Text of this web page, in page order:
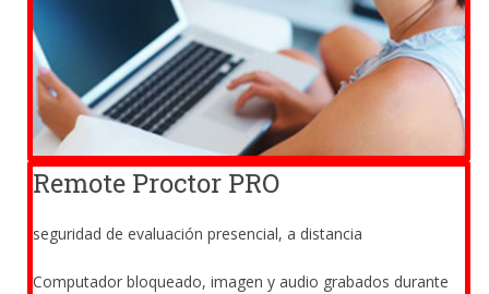
Remote Proctor PRO
seguridad de evaluación presencial, a distancia
Computador bloqueado, imagen y audio grabados durante